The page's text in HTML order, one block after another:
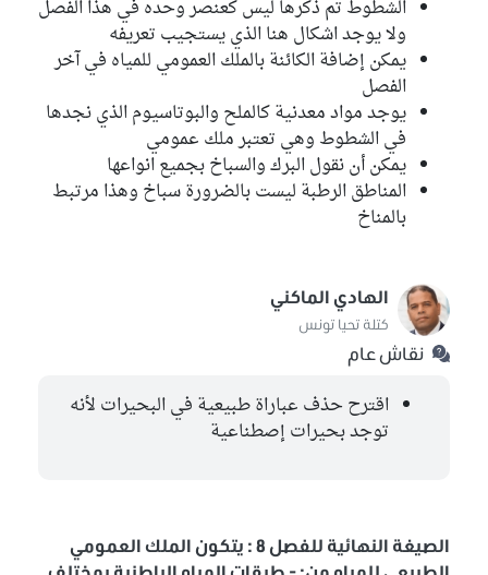
الشطوط تم ذكرها ليس كعنصر وحده في هذا الفصل
ولا يوجد اشكال هنا الذي يستجيب تعريفه
يمكن إضافة الكائنة بالملك العمومي للمياه في آخر
الفصل
يوجد مواد معدنية كالملح والبوتاسيوم الذي نجدها
في الشطوط وهي تعتبر ملك عمومي
يمكن أن نقول البرك والسباخ بجميع انواعها
المناطق الرطبة ليست بالضرورة سباخ وهذا مرتبط
بالمناخ
الهادي الماكني
كتلة تحيا تونس
نقاش عام
اقترح حذف عباراة طبيعية في البحيرات لأنه
توجد بحيرات إصطناعية
الصيغة النهائية للفصل 8 : يتكون الملك العمومي